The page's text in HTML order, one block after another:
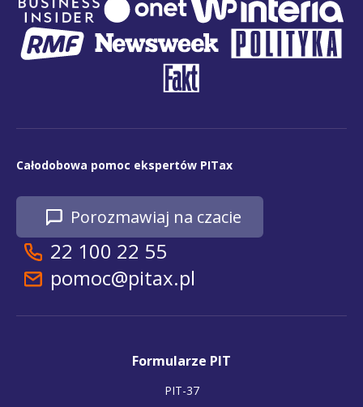
Całodobowa pomoc ekspertów PITax
Porozmawiaj na czacie
22 100 22 55
pomoc@pitax.pl
Formularze PIT
PIT-37